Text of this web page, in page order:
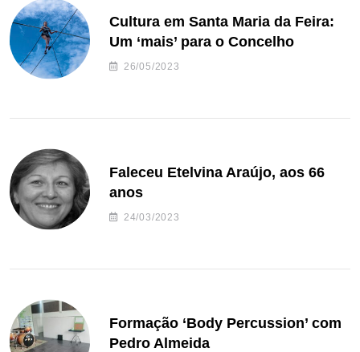
Cultura em Santa Maria da Feira:
Um ‘mais’ para o Concelho
26/05/2023
Faleceu Etelvina Araújo, aos 66
anos
24/03/2023
Formação ‘Body Percussion’ com
Pedro Almeida